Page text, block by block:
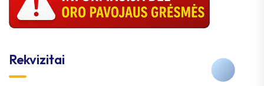
Rekvizitai